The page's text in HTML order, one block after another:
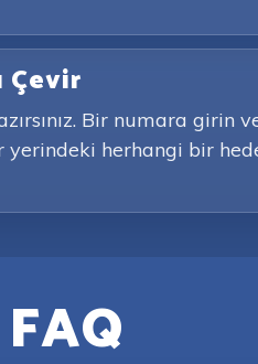
Çevir
Bir numara girin
herhangi bir
FAQ